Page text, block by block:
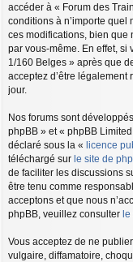
accéder à « Forum des
conditions à n’importe quel
ces modifications, bien que
par vous-même. En effet, si
1/160 Belges » après que
acceptez d’être
jour.
Nos forums sont
phpBB » et « phpBB
déclaré sous la « licence
téléchargé sur le site de
de faciliter les discussions
être tenu comme
acceptons et que nous
phpBB, veuillez consulter le
Vous acceptez de ne
vulgaire, diffamatoire,